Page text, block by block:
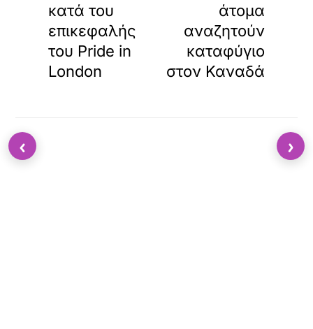
κατά του
επικεφαλής
του Pride in
London
άτομα
αναζητούν
καταφύγιο
στον Καναδά
‹ ›